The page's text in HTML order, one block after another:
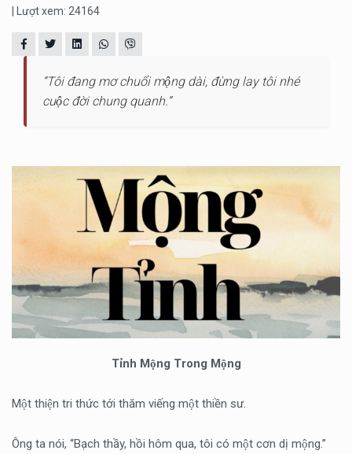
| Lượt xem: 24164
“Tôi đang mơ chuổi mộng dài, đừng lay tôi nhé
cuộc đời chung quanh.”
Tỉnh Mộng Trong Mộng
Một thiện tri thức tới thăm viếng một thiền sư.
Ông ta nói, “Bạch thầy, hồi hôm qua, tôi có một cơn dị mộng.”